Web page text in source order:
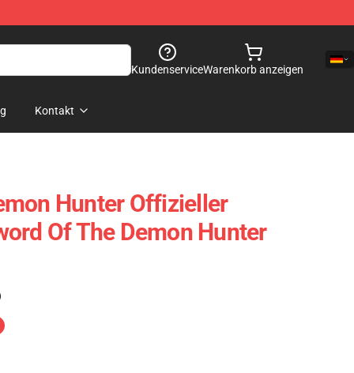
KundenserviceWarenkorb anzeigen
Kontakt
Hunter Offizieller
Of The Demon Hunter